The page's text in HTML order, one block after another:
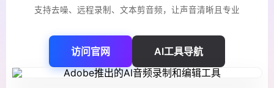
支持去噪、远程录制、文本剪音频，让声音清晰且专业
访问官网 AI工具导航